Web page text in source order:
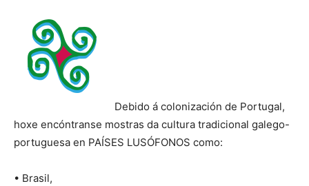
Debido á colonización de Portugal,
hoxe encóntranse mostras da cultura tradicional galego-
portuguesa en PAÍSES LUSÓFONOS como:
• Brasil,